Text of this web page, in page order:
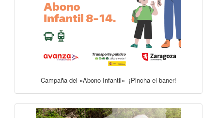
Campaña del «Abono Infantil» ¡Pincha el baner!